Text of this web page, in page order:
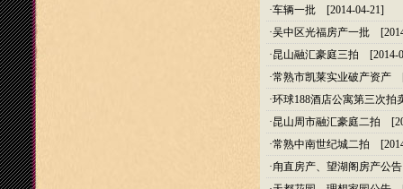
·车辆一批 [2014-04-21]
·吴中区光福房产一批
·昆山融汇豪庭三拍 [2014-
·常熟市凯莱实业破产资产
·环球188酒店公寓第三次拍
·昆山周市融汇豪庭二拍
·常熟中南世纪城二拍
·甪直房产、望湖阁房产公告